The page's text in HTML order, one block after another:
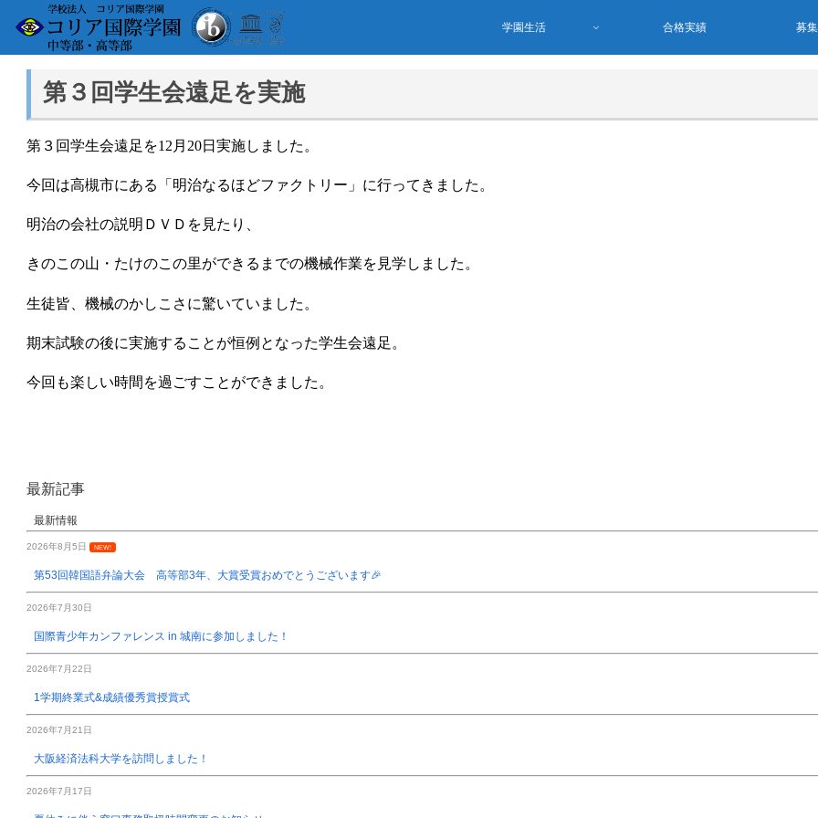
学園生活 合格実績 募
第３回学生会遠足を実施
第３回学生会遠足を12 月 20日実施しました。
今回は高槻市にある「明治なるほどファクトリー」に行ってきました。
明治の会社の説明ＤＶＤを見たり、
きのこの山・たけのこの里ができるまでの機械作業を見学しました。
生徒皆、機械のかしこさに驚いていました。
期末試験の後に実施することが恒例となった学生会遠足。
今回も楽しい時間を過ごすことができました。
最新記事
最新情報
2026年8月5日 NEW!
第53回韓国語弁論大会 高等部3年、大賞受賞おめでとうございます🎉
2026年7月30日
国際青少年カンファレンス in 城南に参加しました！
2026年7月22日
1学期終業式&成績優秀賞授賞式
2026年7月21日
大阪経済法科大学を訪問しました！
2026年7月17日